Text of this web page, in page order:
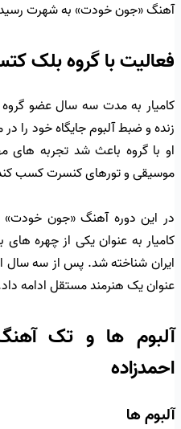
آهنگ «جون خودت» به شهرت
فعالیت با گروه بلک
کامیار به مدت سه سال عضو
زنده و ضبط آلبوم جایگاه خود را
او با گروه باعث شد تجربه های
موسیقی و تورهای کنسرت کسب
در این دوره آهنگ «جون
کامیار به عنوان یکی از چهره
ایران شناخته شد. پس از سه سال
عنوان یک هنرمند مستقل ادامه
آلبوم ها و تک
احمدزاده
آلبوم ها